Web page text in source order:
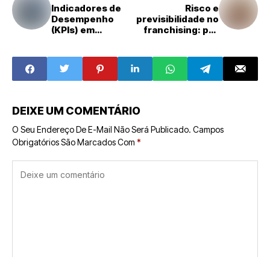
Indicadores de
Desempenho
(KPIs) em
rentabilidade e
risco operacional
Risco e
previsibilidade no
franchising: por
seguro” precisa
ser analisada com
cautela
DEIXE UM COMENTÁRIO
O Seu Endereço De E-Mail Não Será Publicado. Campos
Obrigatórios São Marcados Com *